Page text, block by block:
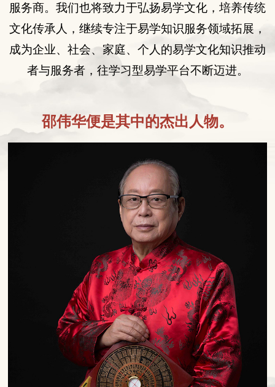
服务商。我们也将致力于弘扬易学文化，培养传统
文化传承人，继续专注于易学知识服务领域拓展，
成为企业、社会、家庭、个人的易学文化知识推动
者与服务者，往学习型易学平台不断迈进。
邵伟华便是其中的杰出人物。